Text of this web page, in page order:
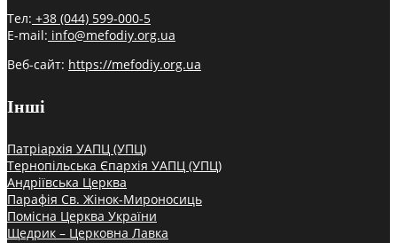
Тел: +38 (044) 599-000-5
E-mail: info@mefodiy.org.ua
Веб-сайт: https://mefodiy.org.ua
Інші
Патріархія УАПЦ (УПЦ)
Тернопільська Єпархія УАПЦ (УПЦ)
Андріївська Церква
Парафія Св. Жінок-Мироносиць
Помісна Церква України
Щедрик – Церковна Лавка